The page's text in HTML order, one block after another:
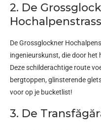
2. De
De Grossglockner
ingenieurskunst, die door het
Deze schilderachtige route
bergtoppen, glinsterende
voor op je bucketlist!
3. De